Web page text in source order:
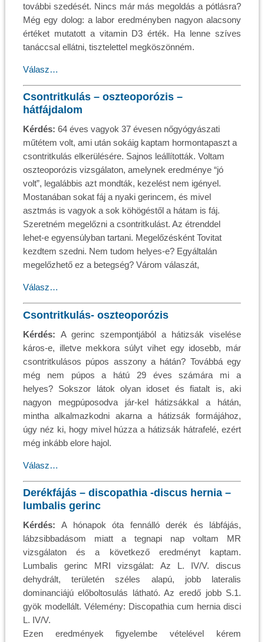
további szedését. Nincs már más megoldás a pótlásra?
Még egy dolog: a labor eredményben nagyon alacsony
értéket mutatott a vitamin D3 érték. Ha lenne szíves
tanáccsal ellátni, tisztelettel megköszönném.
Válasz…
Csontritkulás – oszteoporózis –
hátfájdalom
Kérdés: 64 éves vagyok 37 évesen nőgyógyászati
műtétem volt, ami után sokáig kaptam hormontapaszt a
csontritkulás elkerülésére. Sajnos leállították. Voltam
oszteoporózis vizsgálaton, amelynek eredménye “jó
volt”, legalábbis azt mondták, kezelést nem igényel.
Mostanában sokat fáj a nyaki gerincem, és mivel
asztmás is vagyok a sok köhögéstől a hátam is fáj.
Szeretném megelőzni a csontritkulást. Az étrenddel
lehet-e egyensúlyban tartani. Megelőzésként Tovitat
kezdtem szedni. Nem tudom helyes-e? Egyáltalán
megelőzhető ez a betegség? Várom válaszát,
Válasz…
Csontritkulás- oszteoporózis
Kérdés: A gerinc szempontjából a hátizsák viselése
káros-e, illetve mekkora súlyt vihet egy idosebb, már
csontritkulásos púpos asszony a hátán? Továbbá egy
még nem púpos a hátú 29 éves számára mi a
helyes? Sokszor látok olyan idoset és fiatalt is, aki
nagyon megpúposodva jár-kel hátizsákkal a hátán,
mintha alkalmazkodni akarna a hátizsák formájához,
úgy néz ki, hogy mivel húzza a hátizsák hátrafelé, ezért
még inkább elore hajol.
Válasz…
Derékfájás – discopathia -discus hernia –
lumbalis gerinc
Kérdés: A hónapok óta fennálló derék és lábfájás,
lábzsibbadásom miatt a tegnapi nap voltam MR
vizsgálaton és a következő eredményt kaptam.
Lumbalis gerinc MRI vizsgálat: Az L. IV/V. discus
dehydrált, területén széles alapú, jobb lateralis
dominanciájú előboltosulás látható. Az eredő jobb S.1.
gyök modellált. Vélemény: Discopathia cum hernia disci
L. IV/V.
Ezen eredmények figyelembe vételével kérem